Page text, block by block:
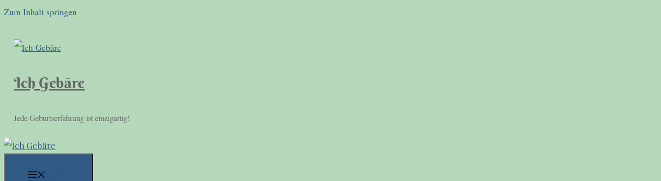
Zum Inhalt springen
Ich Gebäre
Jede Geburtserfahrung ist einzigartig!